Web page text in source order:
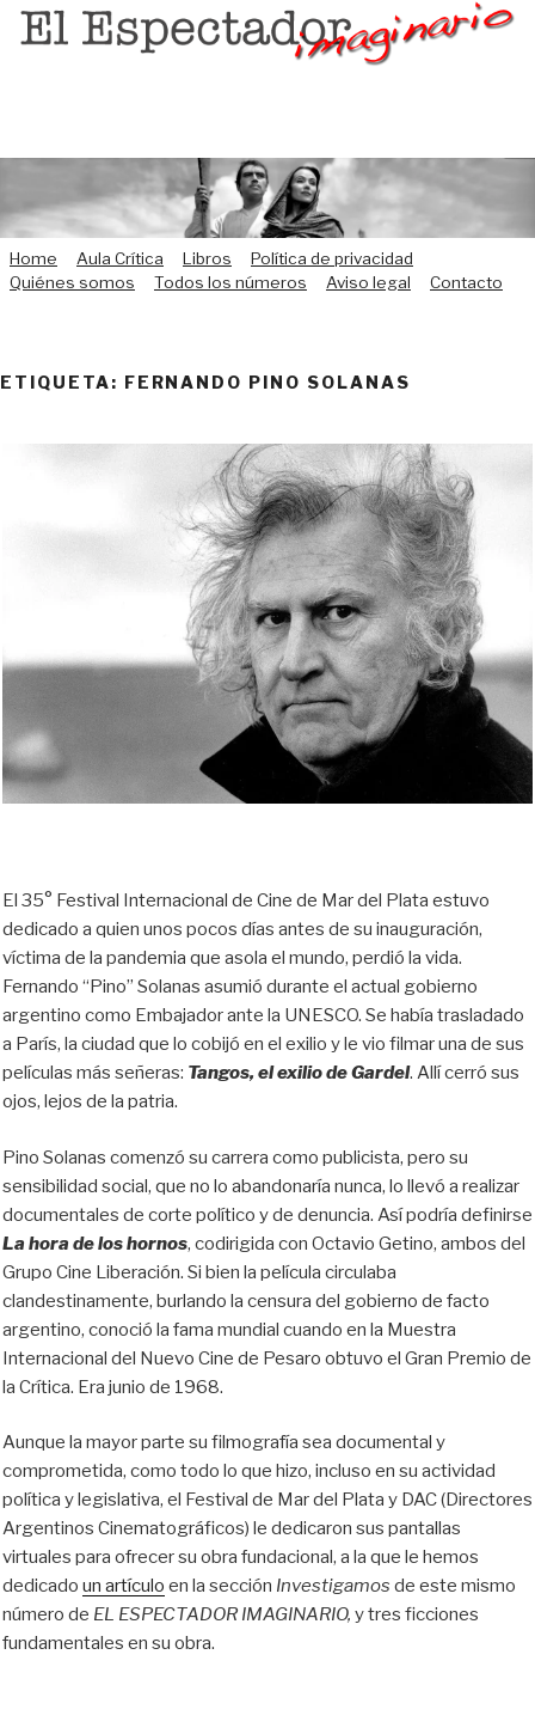
Saltar
Home Aula Crítica Libros
Política de privacidad
Quiénes somos
Todos los números Aviso legal Contacto
ETIQUETA: FERNANDO PINO SOLANAS
El 35° Festival Internacional de Cine de Mar del Plata estuvo
dedicado a quien unos pocos días antes de su inauguración,
víctima de la pandemia que asola el mundo, perdió la vida.
Fernando “Pino” Solanas asumió durante el actual gobierno
argentino como Embajador ante la UNESCO. Se había trasladado
a París, la ciudad que lo cobijó en el exilio y le vio filmar una de sus
películas más señeras: Tangos, el exilio de Gardel. Allí cerró sus
ojos, lejos de la patria.
Pino Solanas comenzó su carrera como publicista, pero su
sensibilidad social, que no lo abandonaría nunca, lo llevó a realizar
documentales de corte político y de denuncia. Así podría definirse
La hora de los hornos, codirigida con Octavio Getino, ambos del
Grupo Cine Liberación. Si bien la película circulaba
clandestinamente, burlando la censura del gobierno de facto
argentino, conoció la fama mundial cuando en la Muestra
Internacional del Nuevo Cine de Pesaro obtuvo el Gran Premio de
la Crítica. Era junio de 1968.
Aunque la mayor parte su filmografía sea documental y
comprometida, como todo lo que hizo, incluso en su actividad
política y legislativa, el Festival de Mar del Plata y DAC (Directores
Argentinos Cinematográficos) le dedicaron sus pantallas
virtuales para ofrecer su obra fundacional, a la que le hemos
dedicado un artículo en la sección Investigamos de este mismo
número de EL ESPECTADOR IMAGINARIO, y tres ficciones
fundamentales en su obra.